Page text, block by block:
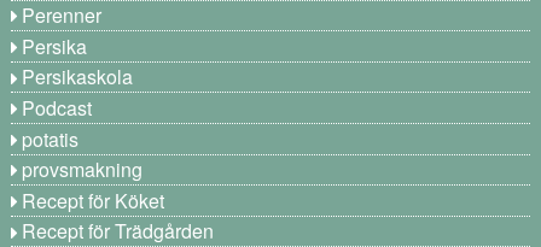
Perenner
Persika
Persikaskola
Podcast
potatis
provsmakning
Recept för Köket
Recept för Trädgården